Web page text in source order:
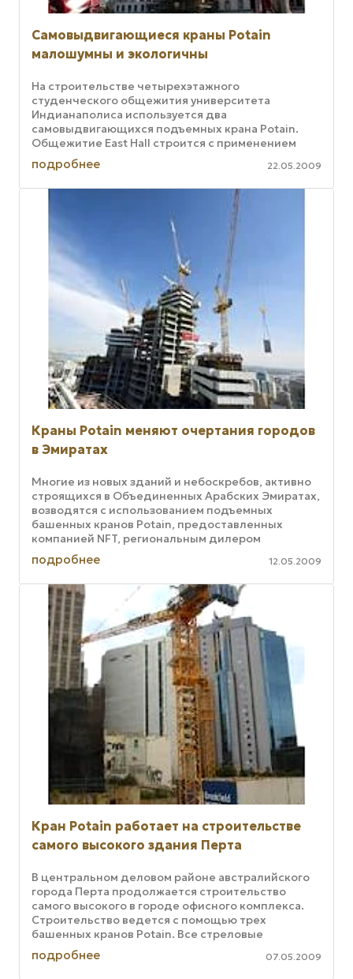
Самовыдвигающиеся краны Potain
малошумны и экологичны
На строительстве четырехэтажного
студенческого общежития университета
Индианаполиса используется два
самовыдвигающихся подъемных крана Potain.
Общежитие East Hall строится с применением
специальных бетонных панелей, которые
характеризуются ...
подробнее 22.05.2009
Краны Potain меняют очертания городов
в Эмиратах
Многие из новых зданий и небоскребов, активно
строящихся в Объединенных Арабских Эмиратах,
возводятся с использованием подъемных
башенных кранов Potain, предоставленных
компанией NFT, региональным дилером
Manitowoc. Исполнительный директор компании
...
подробнее 12.05.2009
Кран Potain работает на строительстве
самого высокого здания Перта
В центральном деловом районе австралийского
города Перта продолжается строительство
самого высокого в городе офисного комплекса.
Строительство ведется с помощью трех
башенных кранов Potain. Все стреловые
мачтовые краны, использующиеся при ...
подробнее 07.05.2009